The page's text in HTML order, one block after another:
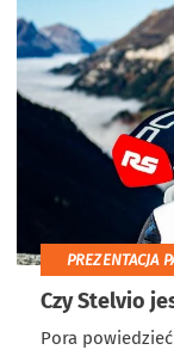
PREZENTACJA
Czy Stelvio
Pora